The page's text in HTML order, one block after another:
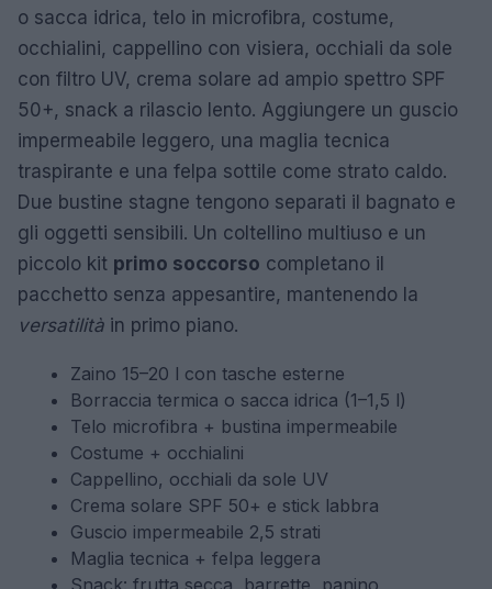
o sacca idrica, telo in microfibra, costume,
occhialini, cappellino con visiera, occhiali da sole
con filtro UV, crema solare ad ampio spettro SPF
50+, snack a rilascio lento. Aggiungere un guscio
impermeabile leggero, una maglia tecnica
traspirante e una felpa sottile come strato caldo.
Due bustine stagne tengono separati il bagnato e
gli oggetti sensibili. Un coltellino multiuso e un
piccolo kit primo soccorso completano il
pacchetto senza appesantire, mantenendo la
versatilità in primo piano.
Zaino 15–20 l con tasche esterne
Borraccia termica o sacca idrica (1–1,5 l)
Telo microfibra + bustina impermeabile
Costume + occhialini
Cappellino, occhiali da sole UV
Crema solare SPF 50+ e stick labbra
Guscio impermeabile 2,5 strati
Maglia tecnica + felpa leggera
Snack: frutta secca, barrette, panino